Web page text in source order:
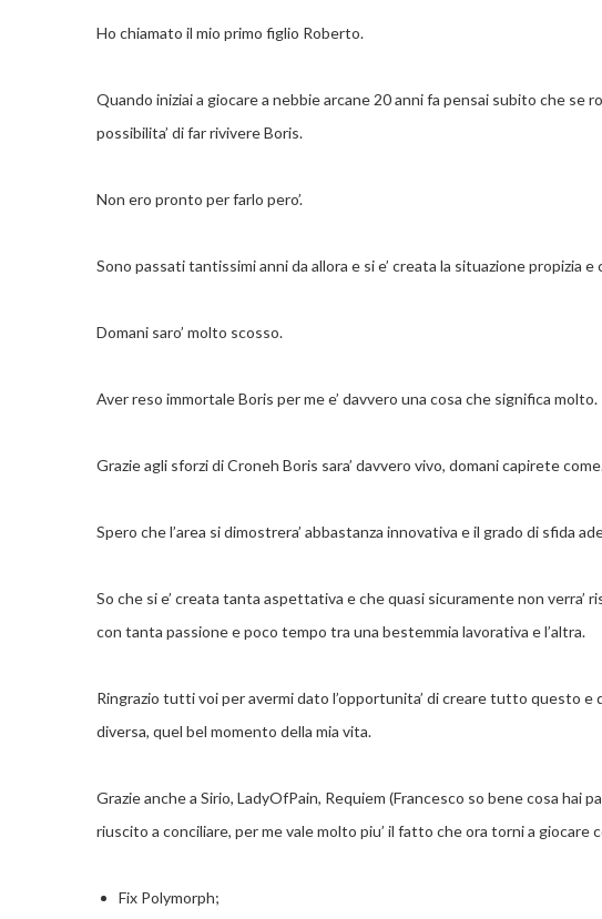
Ho chiamato il mio primo figlio Roberto.
Quando iniziai a giocare a nebbie arcane 20 anni fa pensai subito che se
possibilita’ di far rivivere Boris.
Non ero pronto per farlo pero’.
Sono passati tantissimi anni da allora e si e’ creata la situazione propizia e
Domani saro’ molto scosso.
Aver reso immortale Boris per me e’ davvero una cosa che significa molto.
Grazie agli sforzi di Croneh Boris sara’ davvero vivo, domani capirete
Spero che l’area si dimostrera’ abbastanza innovativa e il grado di sfida
So che si e’ creata tanta aspettativa e che quasi sicuramente non verra’
con tanta passione e poco tempo tra una bestemmia lavorativa e l’altra.
Ringrazio tutti voi per avermi dato l’opportunita’ di creare tutto questo
diversa, quel bel momento della mia vita.
Grazie anche a Sirio, LadyOfPain, Requiem (Francesco so bene cosa hai
riuscito a conciliare, per me vale molto piu’ il fatto che ora torni a giocare
Fix Polymorph;